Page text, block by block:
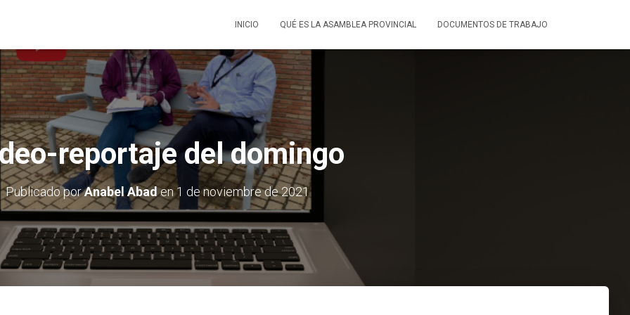
INICIO QUÉ ES LA ASAMBLEA PROVINCIAL DOCUMENTOS DE TRABAJO
reportaje del domingo
Publicado porAnabel Abaden1 de noviembre de 2021